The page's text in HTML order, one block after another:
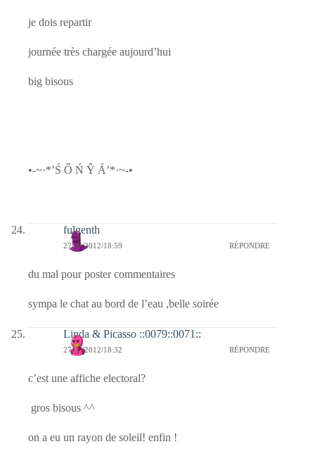
je dois repartir
journée très chargée aujourd’hui
big bisous
•-~·*’Ś Ő Ń Ŷ Á’*·~-•
fulgenth
27/01/2012/18:59 RÉPONDRE
du mal pour poster commentaires
sympa le chat au bord de l’eau ,belle soirée
Linda & Picasso ::0079::0071::
27/01/2012/18:32 RÉPONDRE
c’est une affiche electoral?
gros bisous ^^
on a eu un rayon de soleil! enfin !